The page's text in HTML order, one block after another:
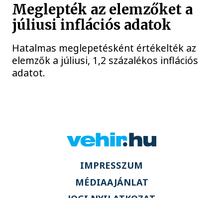
Meglepték az elemzőket a
júliusi inflációs adatok
Hatalmas meglepetésként értékelték az
elemzők a júliusi, 1,2 százalékos inflációs
adatot.
IMPRESSZUM
MÉDIAAJÁNLAT